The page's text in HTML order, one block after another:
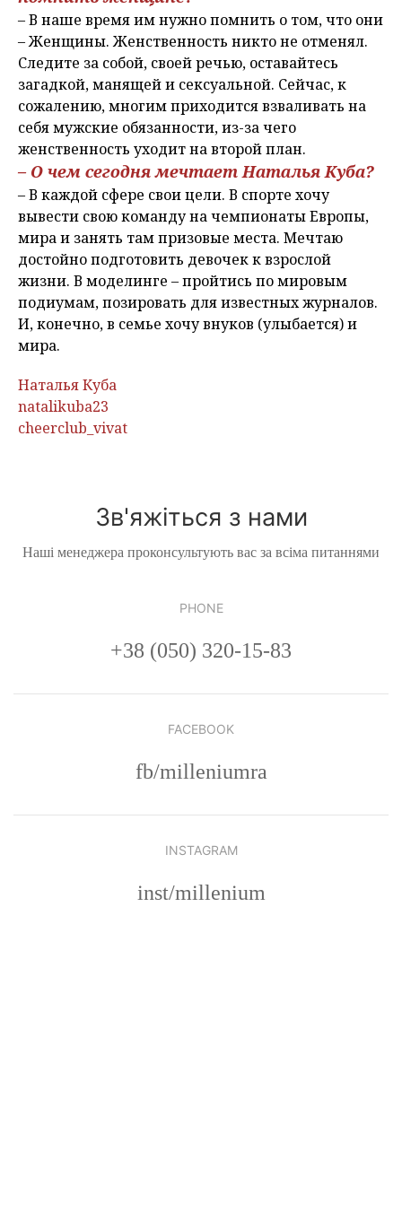
– В наше время им нужно помнить о том, что они
– Женщины. Женственность никто не отменял.
Следите за собой, своей речью, оставайтесь
загадкой, манящей и сексуальной. Сейчас, к
сожалению, многим приходится взваливать на
себя мужские обязанности, из-за чего
женственность уходит на второй план.
– О чем сегодня мечтает Наталья Куба?
– В каждой сфере свои цели. В спорте хочу
вывести свою команду на чемпионаты Европы,
мира и занять там призовые места. Мечтаю
достойно подготовить девочек к взрослой
жизни. В моделинге – пройтись по мировым
подиумам, позировать для известных журналов.
И, конечно, в семье хочу внуков (улыбается) и
мира.
Наталья Куба
natalikuba23
cheerclub_vivat
Зв'яжіться з нами
Наші менеджера проконсультують вас за всіма питаннями
PHONE
+38 (050) 320-15-83
FACEBOOK
fb/milleniumra
INSTAGRAM
inst/millenium